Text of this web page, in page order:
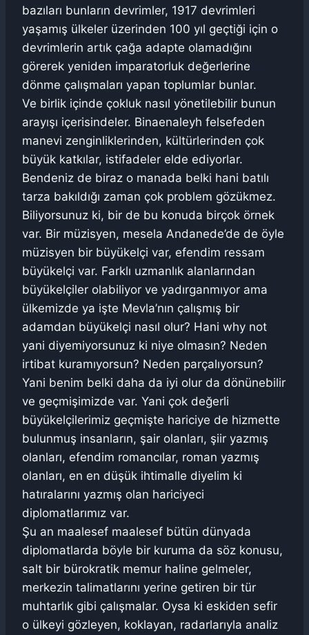
bazıları bunların devrimler, 1917 devrimleri
yaşamış ülkeler üzerinden 100 yıl geçtiği için o
devrimlerin artık çağa adapte olamadığını
görerek yeniden imparatorluk değerlerine
dönme çalışmaları yapan toplumlar bunlar.
Ve birlik içinde çokluk nasıl yönetilebilir bunun
arayışı içerisindeler. Binaenaleyh felsefeden
manevi zenginliklerinden, kültürlerinden çok
büyük katkılar, istifadeler elde ediyorlar.
Bendeniz de biraz o manada belki hani batılı
tarza bakıldığı zaman çok problem gözükmez.
Biliyorsunuz ki, bir de bu konuda birçok örnek
var. Bir müzisyen, mesela Andanede’de de öyle
müzisyen bir büyükelçi var, efendim ressam
büyükelçi var. Farklı uzmanlık alanlarından
büyükelçiler olabiliyor ve yadırganmıyor ama
ülkemizde ya işte Mevla’nın çalışmış bir
adamdan büyükelçi nasıl olur? Hani why not
yani diyemiyorsunuz ki niye olmasın? Neden
irtibat kuramıyorsun? Neden parçalıyorsun?
Yani benim belki daha da iyi olur da dönünebilir
ve geçmişimizde var. Yani çok değerli
büyükelçilerimiz geçmişte hariciye de hizmette
bulunmuş insanların, şair olanları, şiir yazmış
olanları, efendim romancılar, roman yazmış
olanları, en en düşük ihtimalle diyelim ki
hatıralarını yazmış olan hariciyeci
diplomatlarımız var.
Şu an maalesef maalesef bütün dünyada
diplomatlarda böyle bir kuruma da söz konusu,
salt bir bürokratik memur haline gelmeler,
merkezin talimatlarını yerine getiren bir tür
muhtarlık gibi çalışmalar. Oysa ki eskiden sefir
o ülkeyi gözleyen, koklayan, radarlarıyla analiz